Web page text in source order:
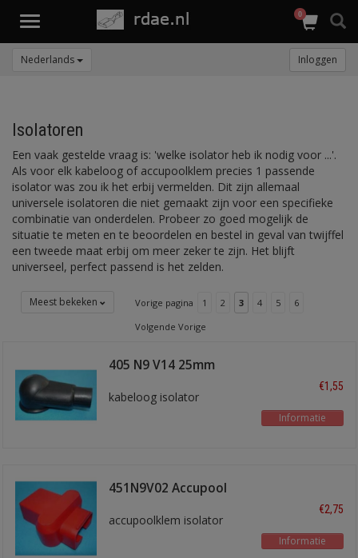
Toggle
0
Nederlands Inloggen
Isolatoren
Een vaak gestelde vraag is: 'welke isolator heb ik nodig voor ...'.
Als voor elk kabeloog of accupoolklem precies 1 passende
isolator was zou ik het erbij vermelden. Dit zijn allemaal
universele isolatoren die niet gemaakt zijn voor een specifieke
combinatie van onderdelen. Probeer zo goed mogelijk de
situatie te meten en te beoordelen en bestel in geval van twijffel
een tweede maat erbij om meer zeker te zijn. Het blijft
universeel, perfect passend is het zelden.
Meest bekeken Vorige pagina 1 2 3 4 5
6
Volgende Vorige
405 N9 V14 25mm
kabeloog isolator
€1,55
Informatie
451N9V02 Accupool
accupoolklem isolator
€2,75
Informatie